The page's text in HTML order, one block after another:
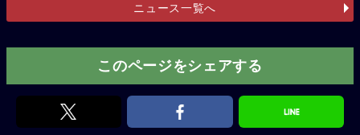
ニュース一覧へ
このページをシェアする